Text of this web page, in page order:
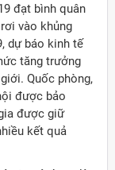
đạt bình quân
vào khủng
dự báo kinh tế
tăng trưởng
Quốc phòng,
được bảo
được giữ
kết quả